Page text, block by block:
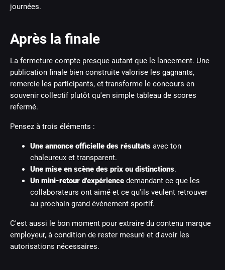
journées.
Après la finale
La fermeture compte presque autant que le lancement. Une
publication finale bien construite valorise les gagnants,
remercie les participants, et transforme le concours en
souvenir collectif plutôt qu'en simple tableau de scores
refermé.
Pensez à trois éléments :
Une annonce officielle des résultats avec ton
chaleureux et transparent.
Une mise en scène des prix ou distinctions.
Un mini-retour d'expérience demandant ce que les
collaborateurs ont aimé et ce qu'ils veulent retrouver
au prochain grand événement sportif.
C'est aussi le bon moment pour extraire du contenu marque
employeur, à condition de rester mesuré et d'avoir les
autorisations nécessaires.